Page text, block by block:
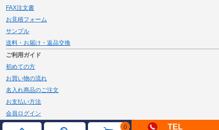
0 TEL
FAX注文書
お見積フォーム
サンプル
送料・お届け・返品交換
ご利用ガイド
初めての方
お買い物の流れ
名入れ商品のご注文
お支払い方法
会員ログイン
メルマガ登録